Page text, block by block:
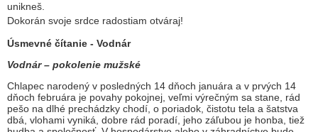
unikneš.
Dokorán svoje srdce radostiam otváraj!
Úsmevné čítanie - Vodnár
Vodnár – pokolenie mužské
Chlapec narodený v posledných 14 dňoch januára a v prvých 14
dňoch februára je povahy pokojnej, veľmi výrečným sa stane, rád
pešo na dlhé prechádzky chodí, o poriadok, čistotu tela a šatstva
dbá, vlohami vyniká, dobre rád poradí, jeho záľubou je honba, tiež